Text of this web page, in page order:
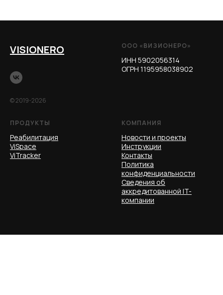
VISIONERO
© 2019-2026
ООО «ВИЗИОНЕРО»
ИНН 5902056314
ОГРН 1195958038902
ПРОДУКТЫ
Реабилитация
ViSpace
ViTracker
КОМПАНИЯ
Новости и проекты
Инструкции
Контакты
Политика
конфиденциальности
Сведения об
аккредитованной IT-
компании